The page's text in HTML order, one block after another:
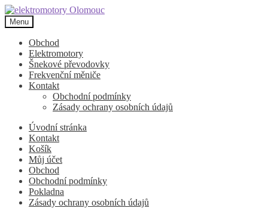
Přeskočit
na
navigaci
Přejít
k
obsahu
webu
Menu
Obchod
Elektromotory
Šnekové převodovky
Frekvenční měniče
Kontakt
Obchodní podmínky
Zásady ochrany osobních údajů
Úvodní stránka
Kontakt
Košík
Můj účet
Obchod
Obchodní podmínky
Pokladna
Zásady ochrany osobních údajů